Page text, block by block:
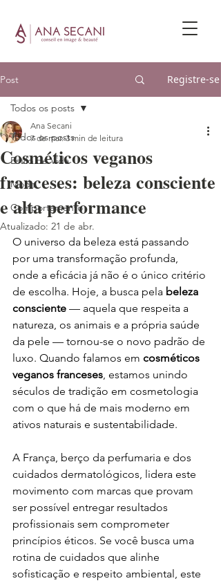
Post Registre-se
Todos os posts
Estilo de Vida
Moda
Comportamento
Todos os posts
Cosméticos veganos
franceses: beleza consciente
e alta performance
Ana Secani
7 de mar. 3 min de leitura
Atualizado: 21 de abr.
O universo da beleza está passando
por uma transformação profunda,
onde a eficácia já não é o único critério
de escolha. Hoje, a busca pela beleza
consciente — aquela que respeita a
natureza, os animais e a própria saúde
da pele — tornou-se o novo padrão de
luxo. Quando falamos em cosméticos
veganos franceses, estamos unindo
séculos de tradição em cosmetologia
com o que há de mais moderno em
ativos naturais e sustentabilidade.
A França, berço da perfumaria e dos
cuidados dermatológicos, lidera este
movimento com marcas que provam
ser possível entregar resultados
profissionais sem comprometer
princípios éticos. Se você busca uma
rotina de cuidados que alinhe
sofisticação e respeito ambiental, este